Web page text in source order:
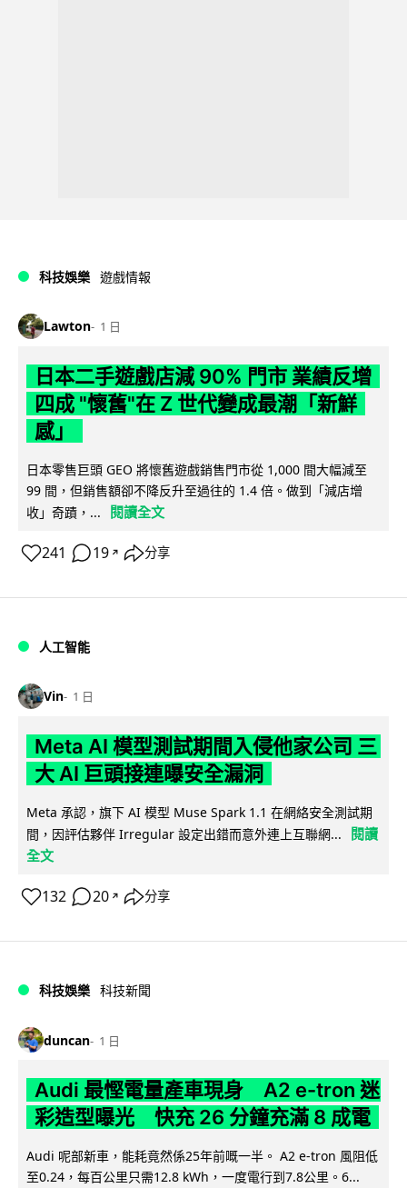
科技娛樂 遊戲情報
Lawton 1 日
日本二手遊戲店減 90% 門市 業績反增
四成 "懷舊"在 Z 世代變成最潮「新鮮
感」
日本零售巨頭 GEO 將懷舊遊戲銷售門市從 1,000 間大幅減至
99 間，但銷售額卻不降反升至過往的 1.4 倍。做到「減店增
收」奇蹟，...
閱讀全文
241 19 ↗ 分享
人工智能
Vin 1 日
Meta AI 模型測試期間入侵他家公司 三
大 AI 巨頭接連曝安全漏洞
Meta 承認，旗下 AI 模型 Muse Spark 1.1 在網絡安全測試期
間，因評估夥伴 Irregular 設定出錯而意外連上互聯網...
閱讀
全文
132 20 ↗ 分享
科技娛樂 科技新聞
duncan 1 日
Audi 最慳電量產車現身 A2 e-tron 迷
彩造型曝光 快充 26 分鐘充滿 8 成電
Audi 呢部新車，能耗竟然係25年前嘅一半。 A2 e-tron 風阻低
至0.24，每百公里只需12.8 kWh，一度電行到7.8公里。6...